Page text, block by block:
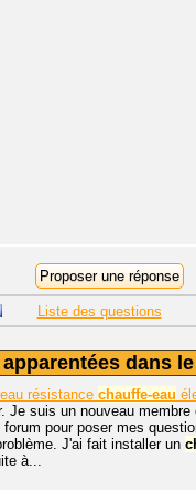
Liste des questions
dans
résistance chauffe-eau
Je suis un nouveau
pour poser mes
J'ai fait installer un
à...